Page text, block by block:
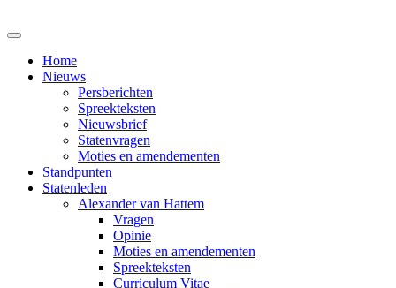
Home
Nieuws
Persberichten
Spreekteksten
Nieuwsbrief
Statenvragen
Moties en amendementen
Standpunten
Statenleden
Alexander van Hattem
Vragen
Opinie
Moties en amendementen
Spreekteksten
Curriculum Vitae